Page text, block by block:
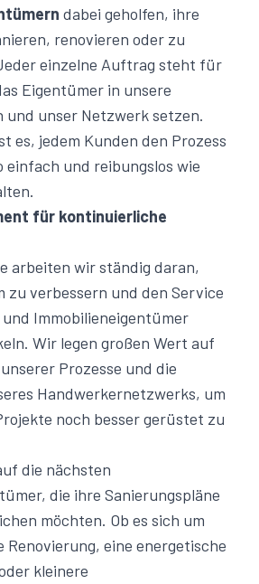
dabei geholfen, ihre
renovieren oder zu
einzelne Auftrag steht für
Eigentümer in unsere
und unser Netzwerk setzen.
es, jedem Kunden den Prozess
einfach und reibungslos wie
für kontinuierliche
arbeiten wir ständig daran,
zu verbessern und den Service
Immobilieneigentümer
Wir legen großen Wert auf
Prozesse und die
Handwerkernetzwerks, um
noch besser gerüstet zu
die nächsten
die ihre Sanierungspläne
möchten. Ob es sich um
Renovierung, eine energetische
kleinere